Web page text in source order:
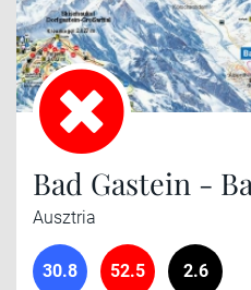
Bad Gastein -
Ausztria
30.8 52.5 2.6